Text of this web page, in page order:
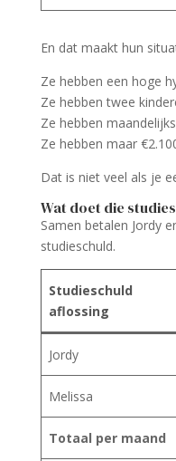
En dat maakt hun
Ze hebben een hoge
Ze hebben twee
Ze hebben
Ze hebben maar
Dat is niet veel als je
Wat doet die
Samen betalen Jordy
studieschuld.
Studieschuld
aflossing
Jordy
Melissa
Totaal per maand